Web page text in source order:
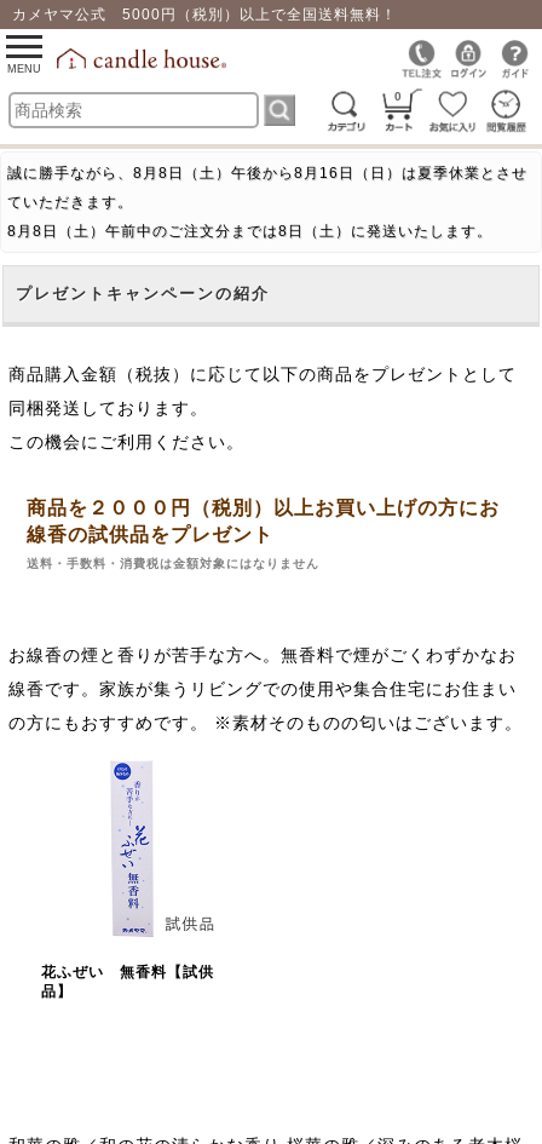
カメヤマ公式 5000円（税別）以上で全国送料無料！
0
toggle
navigation
MENU
誠に勝手ながら、8月8日（土）午後から8月16日（日）は夏季休業とさせ
ていただきます。
8月8日（土）午前中のご注文分までは8日（土）に発送いたします。
プレゼントキャンペーンの紹介
商品購入金額（税抜）に応じて以下の商品をプレゼントとして
同梱発送しております。
この機会にご利用ください。
商品を２０００円（税別）以上お買い上げの方にお
線香の試供品をプレゼント
送料・手数料・消費税は金額対象にはなりません
お線香の煙と香りが苦手な方へ。無香料で煙がごくわずかなお
線香です。家族が集うリビングでの使用や集合住宅にお住まい
の方にもおすすめです。 ※素材そのものの匂いはございます。
花ふぜい 無香料【試供
品】